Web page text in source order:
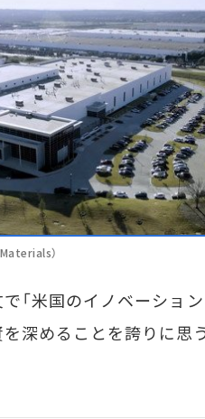
）
「米国のイノベーショ
深めることを誇りに思う